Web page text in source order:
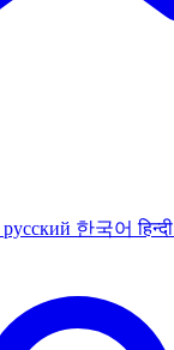
русский 한국어हिन्दी